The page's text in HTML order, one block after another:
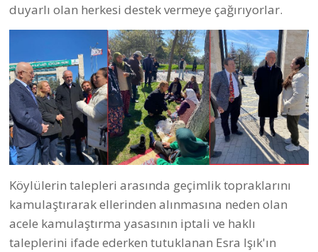
duyarlı olan herkesi destek vermeye çağırıyorlar.
Köylülerin talepleri arasında geçimlik topraklarını
kamulaştırarak ellerinden alınmasına neden olan
acele kamulaştırma yasasının iptali ve haklı
taleplerini ifade ederken tutuklanan Esra Işık'ın